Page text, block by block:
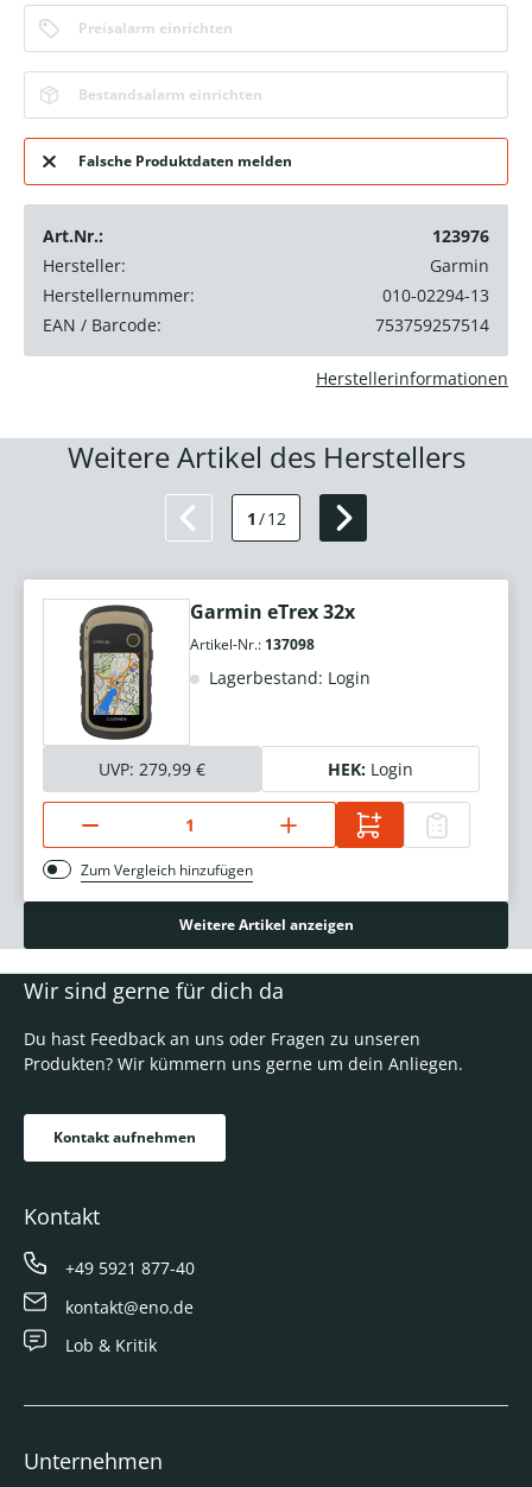
Preisalarm einrichten
Bestandsalarm einrichten
Falsche Produktdaten melden
Art.Nr.:
123976
Hersteller:
Garmin
Herstellernummer:
010-02294-13
EAN / Barcode:
753759257514
Herstellerinformationen
Weitere Artikel des Herstellers
1 /12
Garmin eTrex 32x
Artikel-Nr.: 137098
Lagerbestand: Login
UVP: 279,99 € HEK: Login
Zum Vergleich hinzufügen
Weitere Artikel anzeigen
Wir sind gerne für dich da
Du hast Feedback an uns oder Fragen zu unseren
Produkten? Wir kümmern uns gerne um dein Anliegen.
Kontakt aufnehmen
Kontakt
+49 5921 877-40
kontakt@eno.de
Lob & Kritik
Unternehmen